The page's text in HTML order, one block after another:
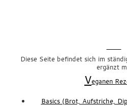
Diese Seite befindet sich im
ergänzt
Veganen
Basics (Brot, Aufstriche,